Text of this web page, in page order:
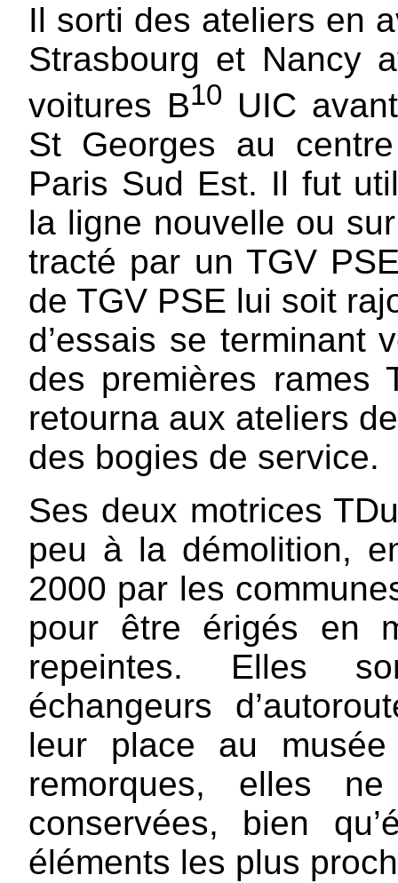
Il sorti des ateliers en
Strasbourg et Nancy
voitures B10 UIC
St Georges au
Paris Sud Est. Il fut
la ligne nouvelle ou
tracté par un TGV
de TGV PSE lui soit
d’essais se terminant
des premières rames
retourna aux ateliers
des bogies de service.
Ses deux motrices
peu à la démolition,
2000 par les
pour être érigés en
repeintes. Elles
échangeurs
leur place au
remorques, elles
conservées, bien
éléments les plus